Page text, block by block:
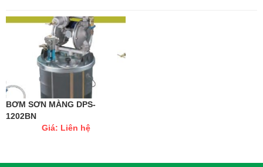
BƠM SƠN MÀNG DPS-
1202BN
Giá: Liên hệ